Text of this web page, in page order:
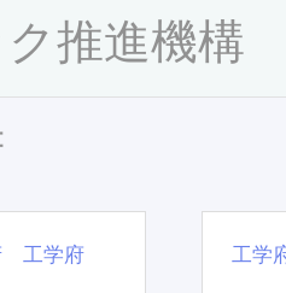
ク推進機構
工学府 工学